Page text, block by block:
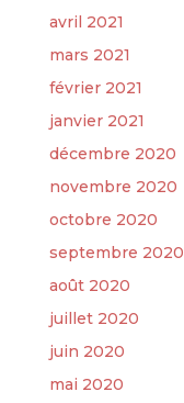
avril 2021
mars 2021
février 2021
janvier 2021
décembre 2020
novembre 2020
octobre 2020
septembre 2020
août 2020
juillet 2020
juin 2020
mai 2020